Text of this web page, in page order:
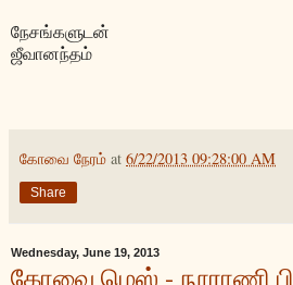
நேசங்களுடன்
ஜீவானந்தம்
கோவை நேரம் at 6/22/2013 09:28:00 AM
Share
Wednesday, June 19, 2013
கோவை மெஸ் - நூராணி